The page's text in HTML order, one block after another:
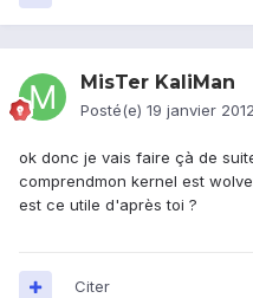
MisTer KaliMan
Posté(e) 19 janvier 2012
ok donc je vais faire çà de
comprendmon kernel est
est ce utile d'après toi ?
Citer